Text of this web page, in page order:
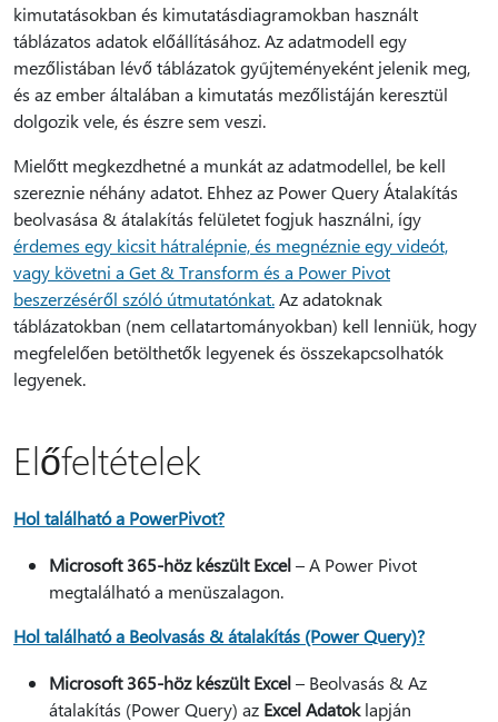
kimutatásokban és kimutatásdiagramokban használt
táblázatos adatok előállításához. Az adatmodell egy
mezőlistában lévő táblázatok gyűjteményeként jelenik meg,
és az ember általában a kimutatás mezőlistáján keresztül
dolgozik vele, és észre sem veszi.
Mielőtt megkezdhetné a munkát az adatmodellel, be kell
szereznie néhány adatot. Ehhez az Power Query Átalakítás
beolvasása & átalakítás felületet fogjuk használni, így
érdemes egy kicsit hátralépnie, és megnéznie egy videót,
vagy követni a Get & Transform és a Power Pivot
beszerzéséről szóló útmutatónkat.Az adatoknak
táblázatokban (nem cellatartományokban) kell lenniük, hogy
megfelelően betölthetők legyenek és összekapcsolhatók
legyenek.
Előfeltételek
Hol található a PowerPivot?
Microsoft 365-höz készült Excel– A Power Pivot
megtalálható a menüszalagon.
Hol található a Beolvasás & átalakítás (Power Query)?
Microsoft 365-höz készült Excel– Beolvasás & Az
átalakítás (Power Query) az Excel Adatoklapján